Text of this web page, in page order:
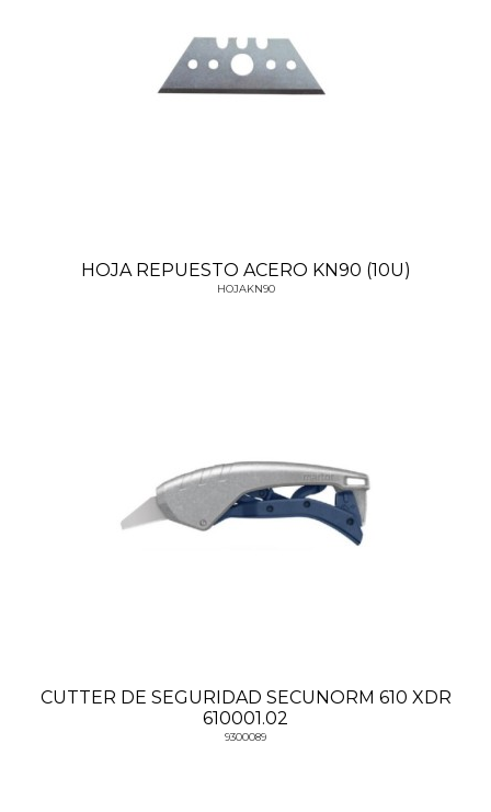
HOJA REPUESTO ACERO KN90 (10U)
HOJAKN90
CUTTER DE SEGURIDAD SECUNORM 610 XDR
610001.02
9300089